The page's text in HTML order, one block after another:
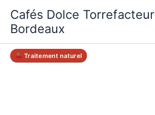
contenu
Cafés Dolce Torrefacteur
Bordeaux
Traitement naturel